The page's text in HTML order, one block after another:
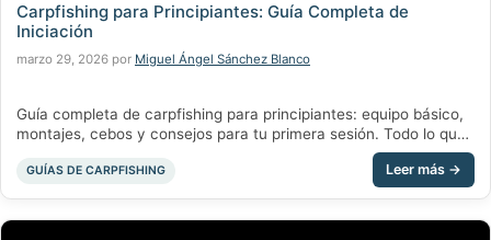
Carpfishing para Principiantes: Guía Completa de
Iniciación
marzo 29, 2026 por Miguel Ángel Sánchez Blanco
Guía completa de carpfishing para principiantes: equipo básico,
montajes, cebos y consejos para tu primera sesión. Todo lo que
Categorías
GUÍAS DE CARPFISHING